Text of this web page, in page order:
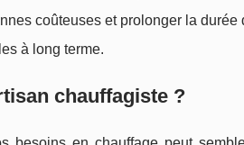
coûteuses et prolonger la
à long terme.
chauffagiste ?